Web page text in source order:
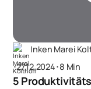
Inken Marei
･27.12.2024･8 Min
5